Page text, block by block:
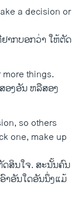
a decision or
ຢາກບອກວ່າ ໃຫ້​ຕັດ​
things.
ອງ​ອັນ ຫລື​ສອງ​
so others
one, make up
ສິນໃຈ. ສະ​ນັ້ນ​ຄົນ​
າ​ອັນ​ໃດ​ອັນ​ນຶ່ງ​ແມ້​